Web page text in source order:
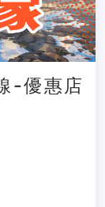
-優惠店